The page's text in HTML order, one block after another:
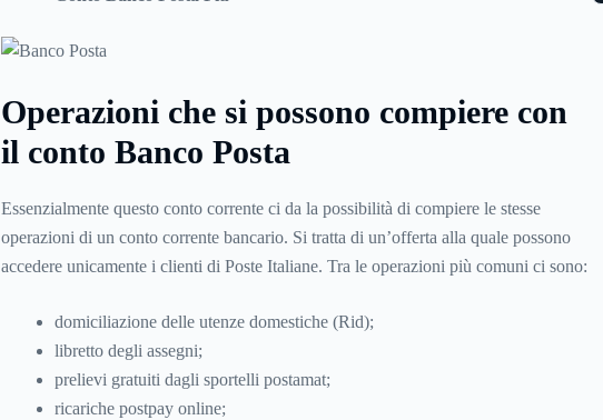
Operazioni che si possono compiere con
il conto Banco Posta
Essenzialmente questo conto corrente ci da la possibilità di compiere le stesse
operazioni di un conto corrente bancario. Si tratta di un’offerta alla quale possono
accedere unicamente i clienti di Poste Italiane. Tra le operazioni più comuni ci sono:
domiciliazione delle utenze domestiche (Rid);
libretto degli assegni;
prelievi gratuiti dagli sportelli postamat;
ricariche postpay online;